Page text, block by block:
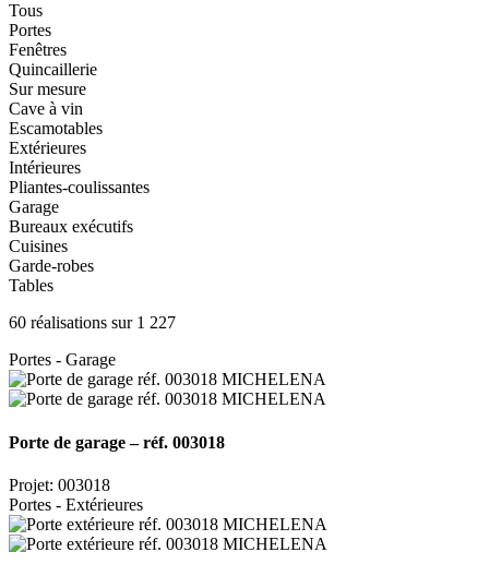
Tous
Portes
Fenêtres
Quincaillerie
Sur mesure
Cave à vin
Escamotables
Extérieures
Intérieures
Pliantes-coulissantes
Garage
Bureaux exécutifs
Cuisines
Garde-robes
Tables
60 réalisations sur 1 227
Portes - Garage
Porte de garage – réf. 003018
Projet: 003018
Portes - Extérieures